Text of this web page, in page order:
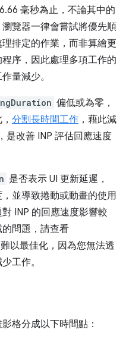
毫秒為止，不論其中的
覽器一律會嘗試將優先順
排定的作業，而非算繪更
序，因此處理多項工作的
量減少。
偏低或為零，
分割長時間工作 ，藉此減
，是改善 INP 評估回應速度
是否表示 UI 更新延遲，
並導致捲動或動畫的使用
INP 的回應速度影響較
問題，請查看
以最佳化，因為您無法透
工作。
格分成以下時間點：